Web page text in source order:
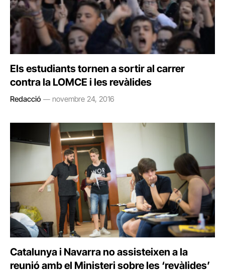
Els estudiants tornen a sortir al carrer
contra la LOMCE i les revàlides
Redacció novembre 24, 2016
Catalunya i Navarra no assisteixen a la
reunió amb el Ministeri sobre les ‘revàlides’